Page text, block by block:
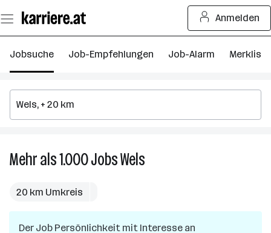
Seiteninhalt
springen
Anmelden
Jobsuche Job-Empfehlungen Job-Alarm Merkliste
Mehr als 1.000JobsWels
in
Wels
20 km Umkreis
Der Job Persönlichkeit mit Interesse an